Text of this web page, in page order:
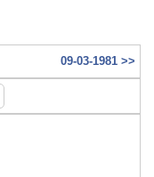
09-03-1981 >>